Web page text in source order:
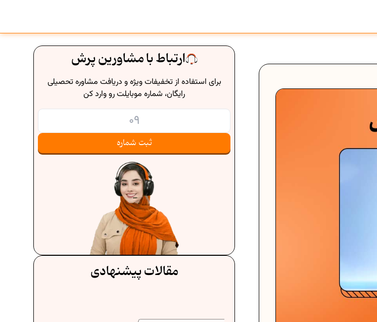
ارتباط با مشاورین پرش
برای استفاده از تخفیفات ویژه و دریافت مشاوره تحصیلی
رایگان، شماره موبایلت رو وارد کن
ثبت شماره
مقالات پیشنهادی